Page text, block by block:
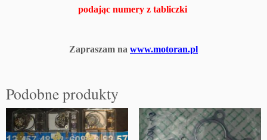
podając numery z tabliczki
Zapraszam na www.motoran.pl
Podobne produkty